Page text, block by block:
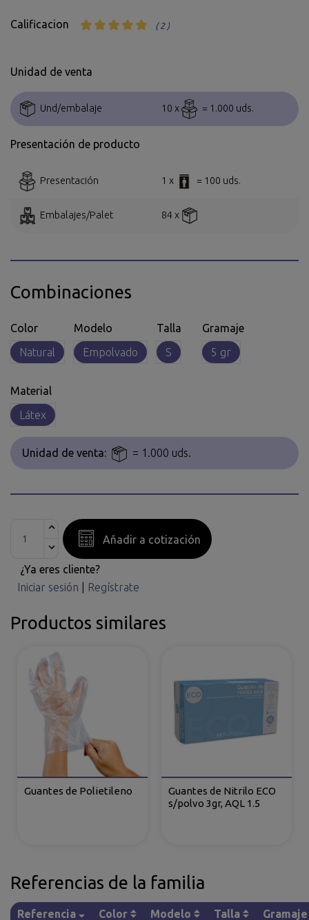
Calificacion ( 2 )
Unidad de venta
Und/embalaje 10 x = 1.000 uds.
Presentación de producto
Presentación 1 x = 100 uds.
Embalajes/Palet 84 x
Combinaciones
Color
Natural
Modelo
Empolvado
Talla
S
Gramaje
5 gr
Material
Látex
Unidad de venta: = 1.000 uds.
Añadir a cotización
¿Ya eres cliente?
Iniciar sesión
Regístrate
Productos similares
Guantes de Polietileno
Guantes de Nitrilo ECO
s/polvo 3gr, AQL 1.5
Referencias de la familia
Referencia Color Modelo Talla Gramaje